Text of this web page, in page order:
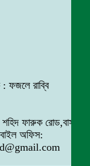
: ফজলে রাব্বি
শহিদ ফারুক রোড,বাসা
অফিস: